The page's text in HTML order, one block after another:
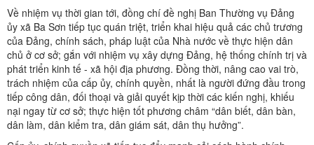
Về nhiệm vụ thời gian tới, đồng chí đề nghị Ban Thường vụ Đảng
ủy xã Ba Sơn tiếp tục quán triệt, triển khai hiệu quả các chủ trương
của Đảng, chính sách, pháp luật của Nhà nước về thực hiện dân
chủ ở cơ sở; gắn với nhiệm vụ xây dựng Đảng, hệ thống chính trị và
phát triển kinh tế - xã hội địa phương. Đồng thời, nâng cao vai trò,
trách nhiệm của cấp ủy, chính quyền, nhất là người đứng đầu trong
tiếp công dân, đối thoại và giải quyết kịp thời các kiến nghị, khiếu
nại ngay từ cơ sở; thực hiện tốt phương châm “dân biết, dân bàn,
dân làm, dân kiểm tra, dân giám sát, dân thụ hưởng”.